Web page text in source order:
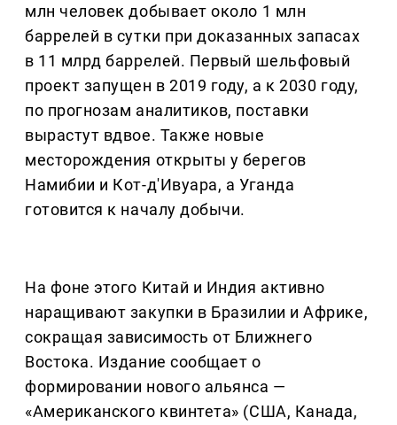
млн человек добывает около 1 млн
баррелей в сутки при доказанных запасах
в 11 млрд баррелей. Первый шельфовый
проект запущен в 2019 году, а к 2030 году,
по прогнозам аналитиков, поставки
вырастут вдвое. Также новые
месторождения открыты у берегов
Намибии и Кот-д'Ивуара, а Уганда
готовится к началу добычи.
На фоне этого Китай и Индия активно
наращивают закупки в Бразилии и Африке,
сокращая зависимость от Ближнего
Востока. Издание сообщает о
формировании нового альянса —
«Американского квинтета» (США, Канада,